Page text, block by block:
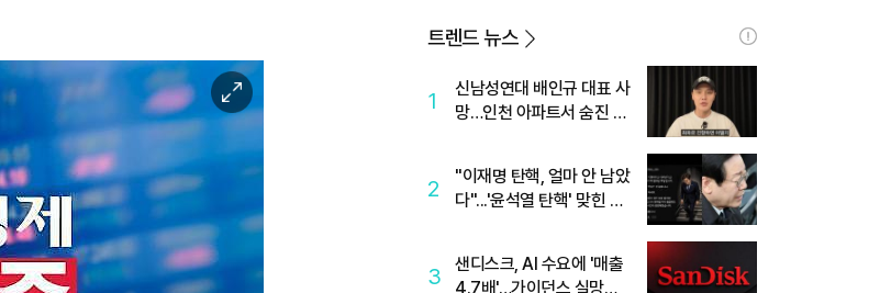
이
미
지
대
트렌드 뉴스
1
신남성연대 배인규 대표 사
망…인천 아파트서 숨진 채
2
"이재명 탄핵, 얼마 안 남았
다"...'윤석열 탄핵' 맞힌 무
3
샌디스크, AI 수요에 '매출
4.7배'…가이던스 실망에